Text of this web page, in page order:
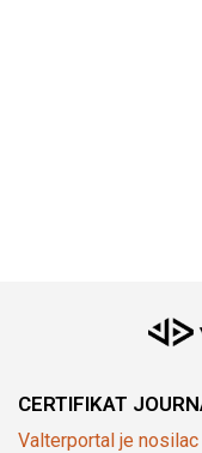
CERTIFIKAT
Valterportal je